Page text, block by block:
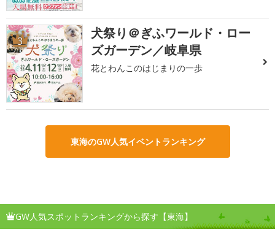
3
犬祭り＠ぎふワールド・ロー
ズガーデン／岐阜県
花とわんこのはじまりの一歩
東海のGW人気イベントランキング
GW人気スポットランキングから探す【東海】